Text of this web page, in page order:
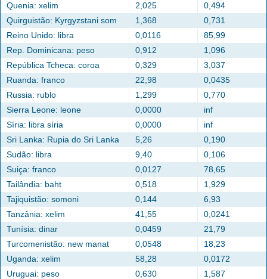
Quenia: xelim
2,025
0,494
Quirguistão: Kyrgyzstani som
1,368
0,731
Reino Unido: libra
0,0116
85,99
Rep. Dominicana: peso
0,912
1,096
República Tcheca: coroa
0,329
3,037
Ruanda: franco
22,98
0,0435
Russia: rublo
1,299
0,770
Sierra Leone: leone
0,0000
inf
Síria: libra síria
0,0000
inf
Sri Lanka: Rupia do Sri Lanka
5,26
0,190
Sudão: libra
9,40
0,106
Suiça: franco
0,0127
78,65
Tailândia: baht
0,518
1,929
Tajiquistão: somoni
0,144
6,93
Tanzânia: xelim
41,55
0,0241
Tunísia: dinar
0,0459
21,79
Turcomenistão: new manat
0,0548
18,23
Uganda: xelim
58,28
0,0172
Uruguai: peso
0,630
1,587